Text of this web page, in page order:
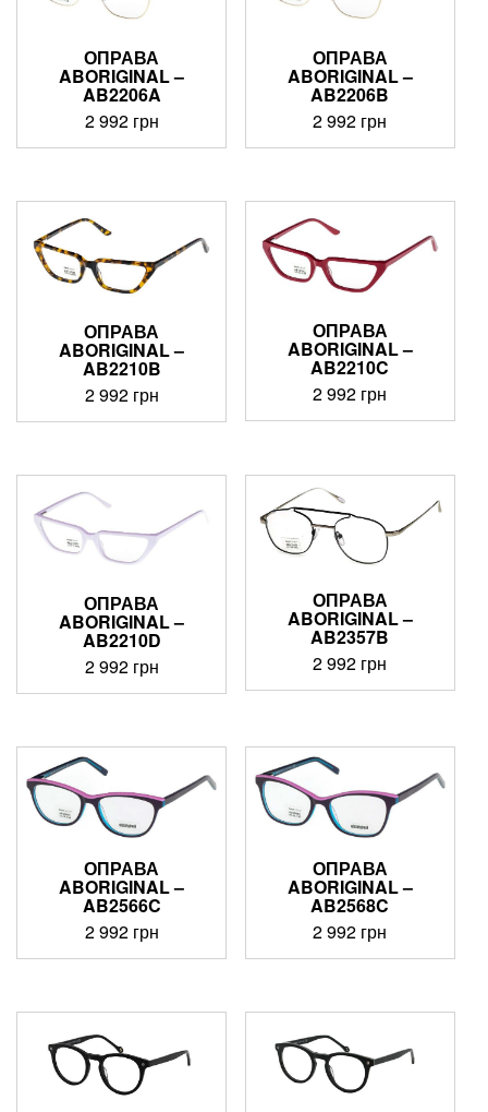
ОПРАВА
ABORIGINAL –
AB2206A
2 992 грн
ОПРАВА
ABORIGINAL –
AB2206B
2 992 грн
ОПРАВА
ABORIGINAL –
AB2210B
2 992 грн
ОПРАВА
ABORIGINAL –
AB2210C
2 992 грн
ОПРАВА
ABORIGINAL –
AB2210D
2 992 грн
ОПРАВА
ABORIGINAL –
AB2357B
2 992 грн
ОПРАВА
ABORIGINAL –
AB2566C
2 992 грн
ОПРАВА
ABORIGINAL –
AB2568C
2 992 грн